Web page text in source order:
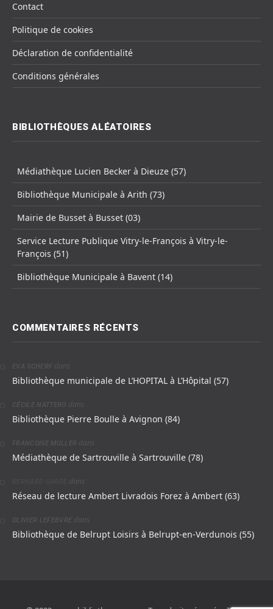
Contact
Politique de cookies
Déclaration de confidentialité
Conditions générales
BIBLIOTHÈQUES ALÉATOIRES
Médiathèque Lucien Becker à Dieuze (57)
Bibliothèque Municipale à Arith (73)
Mairie de Busset à Busset (03)
Service Lecture Publique Vitry-le-François à Vitry-le-
François (51)
Bibliothèque Municipale à Bavent (14)
COMMENTAIRES RÉCENTS
EVA SCHERF dans
Bibliothèque municipale de L’HOPITAL à L’Hôpital (57)
CÉCILE NATTERO dans
Bibliothèque Pierre Boulle à Avignon (84)
FRANCOISE MULLER dans
Médiathèque de Sartrouville à Sartrouville (78)
dans
Réseau de lecture Ambert Livradois Forez à Ambert (63)
OLIVIER LEFEBVRE dans
Bibliothèque de Belrupt Loisirs à Belrupt-en-Verdunois (55)